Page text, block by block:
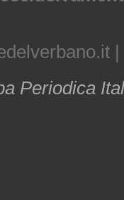
Periodica